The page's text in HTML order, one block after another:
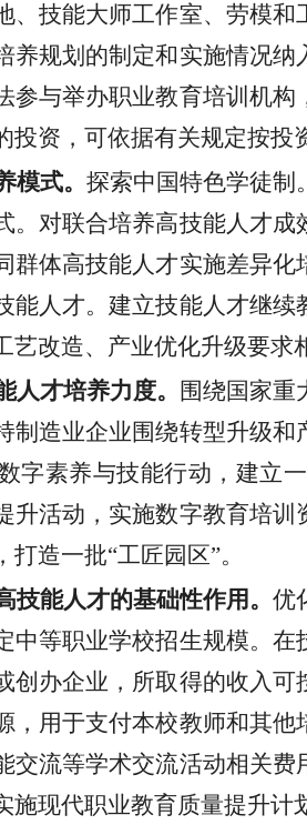
、技能大师工作室、劳模
养规划的制定和实施情况
参与举办职业教育培训机
投资，可依据有关规定按投
模式。 探索中国特色学徒制
。对联合培养高技能人才
群体高技能人才实施差异
能人才。建立技能人才继
改造、产业优化升级要求
人才培养力度。
围绕国家重
制造业企业围绕转型升级
字素养与技能行动，建立
升活动，实施数字教育培
打造一批“工匠园区”。
技能人才的基础性作用。优
中等职业学校招生规模。
创办企业，所取得的收入
用于支付本校教师和其
交流等学术交流活动相关
现代职业教育质量提升计